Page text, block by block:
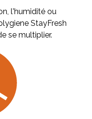
l'humidité ou
StayFresh
se multiplier.